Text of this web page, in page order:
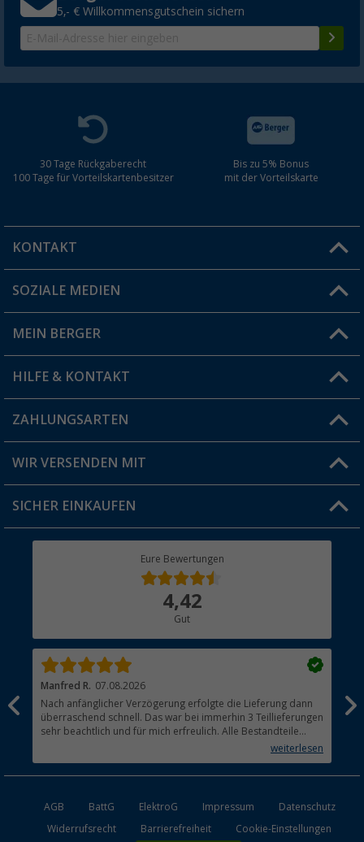
5,- € Willkommensgutschein sichern
30 Tage Rückgaberecht
100 Tage für Vorteilskartenbesitzer
Bis zu 5% Bonus
mit der Vorteilskarte
KONTAKT
Du hast eine Frage?
Filiale finden
SOZIALE MEDIEN
MEIN BERGER
Vorteilskarte
Blog
Jobs & Karriere
HILFE & KONTAKT
FAQ & Kontakt
Versandinformationen
Rücksendung
ZAHLUNGSARTEN
WIR VERSENDEN MIT
SICHER EINKAUFEN
Eure Bewertungen
4,42
Gut
Manfred R. 07.08.2026
Nach anfänglicher Verzögerung erfolgte die Lieferung dann
überraschend schnell. Das war bei immerhin 3 Teillieferungen
sehr beachtlich und für mich erfreulich. Alle Bestandteile
waren gut verpackt und in Ordnung. Das Gerät (Gasgrill)weiterlesen
AGB BattG ElektroG Impressum
Datenschutz
Widerrufsrecht
Barrierefreiheit Cookie-Einstellungen